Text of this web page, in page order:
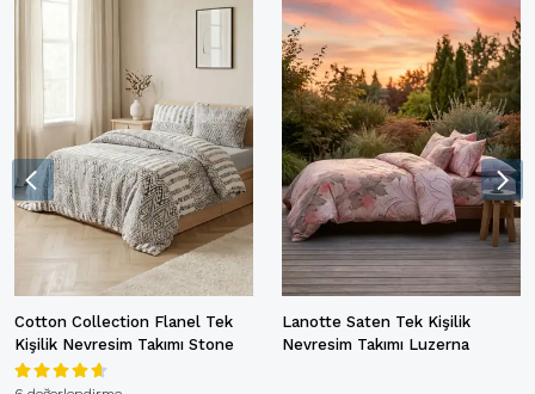
Cotton Collection Flanel Tek
Kişilik Nevresim Takımı Stone
Lanotte Saten Tek Kişilik
Nevresim Takımı Luzerna